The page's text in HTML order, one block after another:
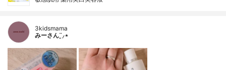
3kidsmama
みーさん¨̮⸝⋆